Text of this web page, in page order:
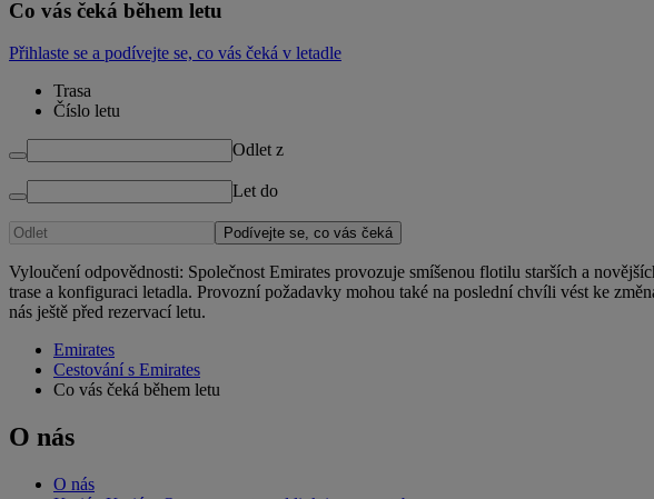
Co vás čeká během letu
Přihlaste se a podívejte se, co vás čeká v letadle
Trasa
Číslo letu
Odlet z
Let do
Podívejte se, co vás čeká
Vyloučení odpovědnosti: Společnost Emirates provozuje smíšenou flotilu starších a
trase a konfiguraci letadla. Provozní požadavky mohou také na poslední chvíli vést ke
nás ještě před rezervací letu.
Emirates
Cestování s Emirates
Co vás čeká během letu
O nás
O nás